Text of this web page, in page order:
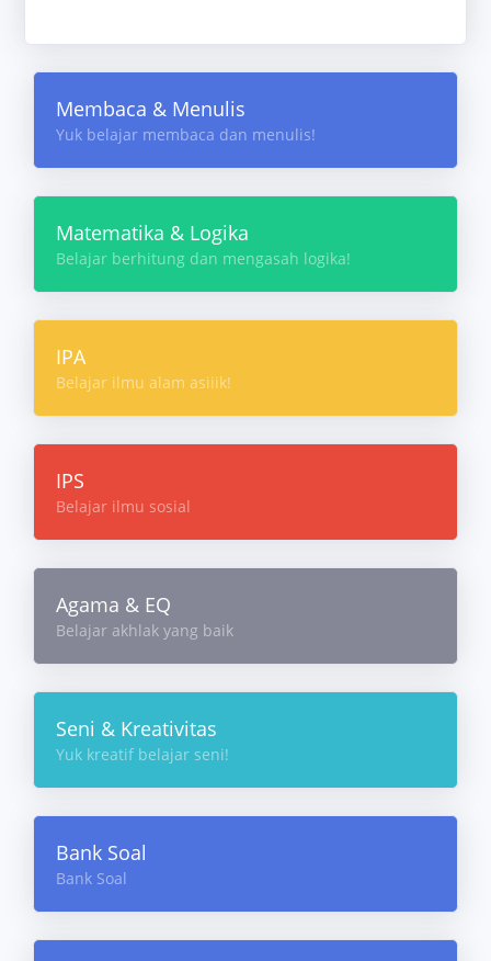
Membaca & Menulis
Yuk belajar membaca dan menulis!
Matematika & Logika
Belajar berhitung dan mengasah logika!
IPA
Belajar ilmu alam asiiik!
IPS
Belajar ilmu sosial
Agama & EQ
Belajar akhlak yang baik
Seni & Kreativitas
Yuk kreatif belajar seni!
Bank Soal
Bank Soal